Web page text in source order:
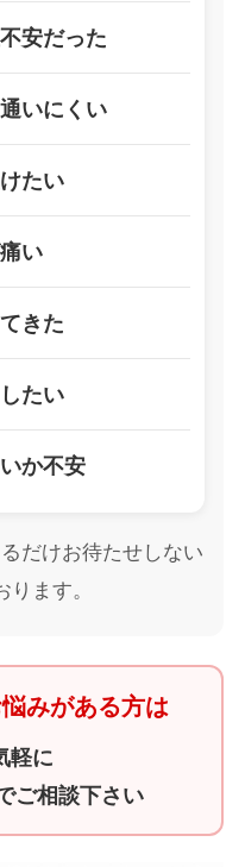
安だった
いにくい
たい
い
きた
たい
か不安
だけお待たせしない
ります。
みがある方は
軽に
ご相談下さい